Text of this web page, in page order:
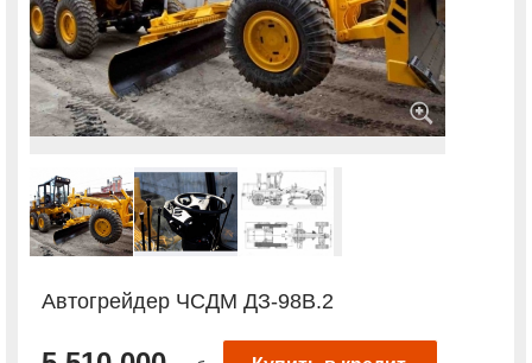
Автогрейдер ЧСДМ ДЗ-98В.2